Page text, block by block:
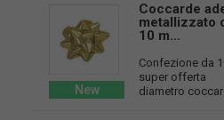
New
Coccarde
metallizzato
10 m...
Confezione da
super offerta
diametro